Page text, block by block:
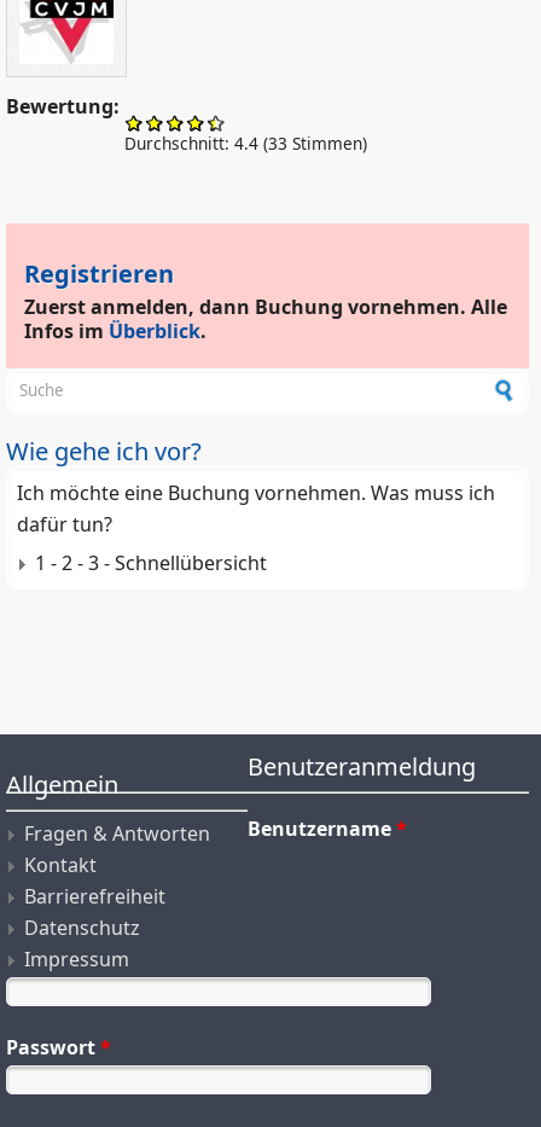
Bewertung:
Durchschnitt: 4.4 (33 Stimmen)
Registrieren
Zuerst anmelden, dann Buchung vornehmen. Alle
Infos im Überblick.
Suchformular
Wie gehe ich vor?
Ich möchte eine Buchung vornehmen. Was muss ich
dafür tun?
1 - 2 - 3 - Schnellübersicht
Allgemein
Fragen & Antworten
Kontakt
Barrierefreiheit
Datenschutz
Impressum
Benutzeranmeldung
Benutzername*
Passwort*